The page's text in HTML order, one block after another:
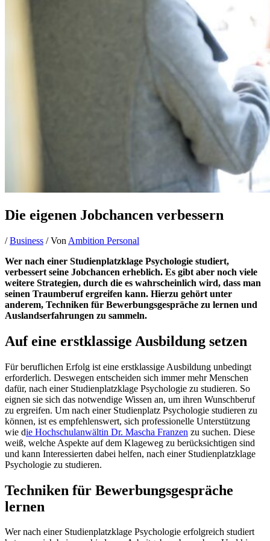
Die eigenen Jobchancen verbessern
/Business / Von Ambition Personal
Wer nach einer Studienplatzklage Psychologie studiert,
verbessert seine Jobchancen erheblich. Es gibt aber noch viele
weitere Strategien, durch die es wahrscheinlich wird, dass man
seinen Traumberuf ergreifen kann. Hierzu gehört unter
anderem, Techniken für Bewerbungsgespräche zu lernen und
Auslandserfahrungen zu sammeln.
Auf eine erstklassige Ausbildung setzen
Für beruflichen Erfolg ist eine erstklassige Ausbildung unbedingt
erforderlich. Deswegen entscheiden sich immer mehr Menschen
dafür, nach einer Studienplatzklage Psychologie zu studieren. So
eignen sie sich das notwendige Wissen an, um ihren Wunschberuf
zu ergreifen. Um nach einer Studienplatz Psychologie studieren zu
können, ist es empfehlenswert, sich professionelle Unterstützung
wie die Hochschulanwältin Dr. Mascha Franzen zu suchen. Diese
weiß, welche Aspekte auf dem Klageweg zu berücksichtigen sind
und kann Interessierten dabei helfen, nach einer Studienplatzklage
Psychologie zu studieren.
Techniken für Bewerbungsgespräche
lernen
Wer nach einer Studienplatzklage Psychologie erfolgreich studiert